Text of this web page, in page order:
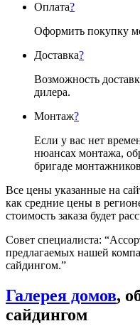
Оплата?
Оформить покупку
Доставка?
Возможность
дилера.
Монтаж?
Если у вас нет
нюансах монтажа,
бригаде
Все цены указанные на
как средние цены в
стоимость заказа будет
Совет специалиста:
предлагаемых нашей
сайдингом.”
Галерея домов,
сайдингом